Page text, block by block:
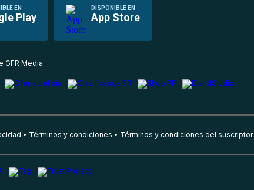
EN
Play
DISPONIBLE EN
App Store
GFR Media
Términos y condiciones Términos y condiciones del suscriptor